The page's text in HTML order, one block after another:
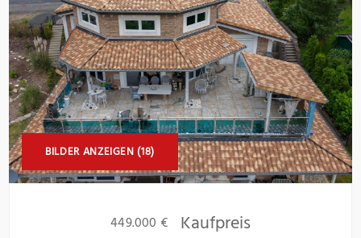
BILDER ANZEIGEN (18)
449.000 € Kaufpreis